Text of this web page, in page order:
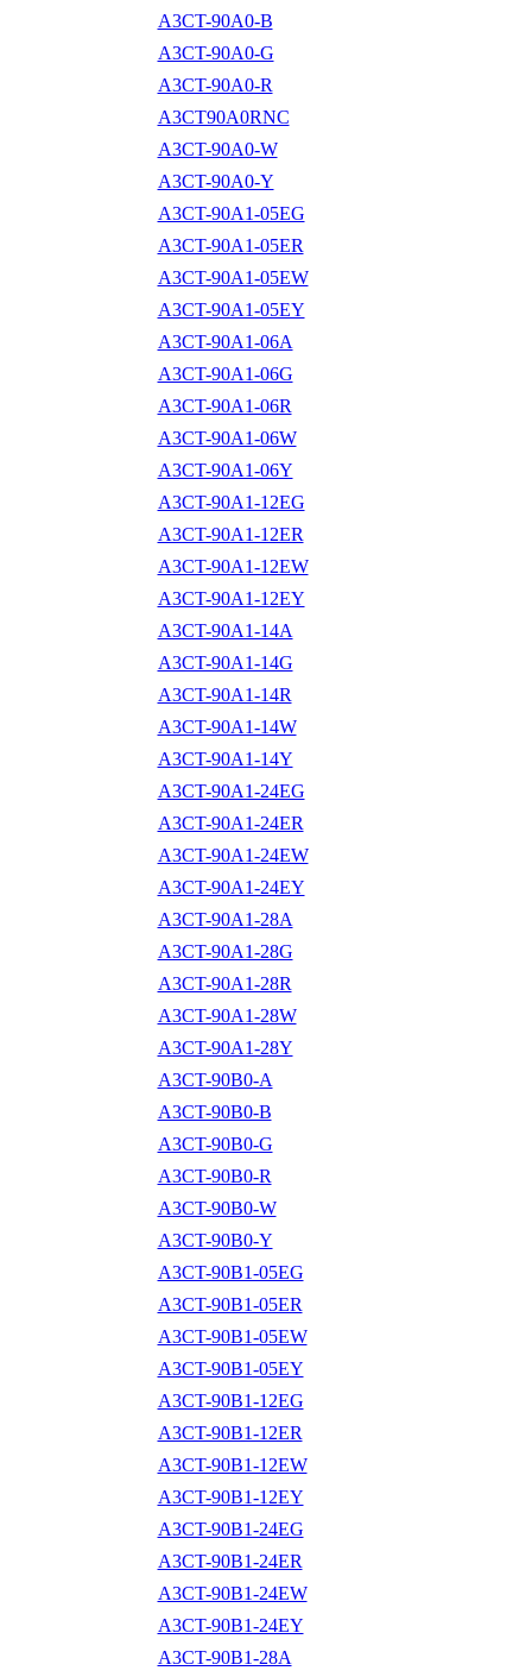
A3CT-90A0-B
A3CT-90A0-G
A3CT-90A0-R
A3CT90A0RNC
A3CT-90A0-W
A3CT-90A0-Y
A3CT-90A1-05EG
A3CT-90A1-05ER
A3CT-90A1-05EW
A3CT-90A1-05EY
A3CT-90A1-06A
A3CT-90A1-06G
A3CT-90A1-06R
A3CT-90A1-06W
A3CT-90A1-06Y
A3CT-90A1-12EG
A3CT-90A1-12ER
A3CT-90A1-12EW
A3CT-90A1-12EY
A3CT-90A1-14A
A3CT-90A1-14G
A3CT-90A1-14R
A3CT-90A1-14W
A3CT-90A1-14Y
A3CT-90A1-24EG
A3CT-90A1-24ER
A3CT-90A1-24EW
A3CT-90A1-24EY
A3CT-90A1-28A
A3CT-90A1-28G
A3CT-90A1-28R
A3CT-90A1-28W
A3CT-90A1-28Y
A3CT-90B0-A
A3CT-90B0-B
A3CT-90B0-G
A3CT-90B0-R
A3CT-90B0-W
A3CT-90B0-Y
A3CT-90B1-05EG
A3CT-90B1-05ER
A3CT-90B1-05EW
A3CT-90B1-05EY
A3CT-90B1-12EG
A3CT-90B1-12ER
A3CT-90B1-12EW
A3CT-90B1-12EY
A3CT-90B1-24EG
A3CT-90B1-24ER
A3CT-90B1-24EW
A3CT-90B1-24EY
A3CT-90B1-28A